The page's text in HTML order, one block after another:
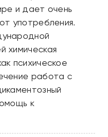
и дает очень
употребления.
химическая
психическое
работа с
к